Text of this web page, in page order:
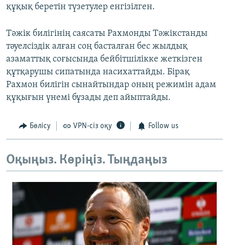
құқық беретін түзетулер енгізілген.
Тәжік билігінің саясаты Рахмонды Тәжікстанды
тәуелсіздік алған соң басталған бес жылдық
азаматтық соғысында бейбітшілікке жеткізген
құтқарушы сипатында насихаттайды. Бірақ
Рахмон билігін сынайтындар оның режимін адам
құқығын үнемі бұзады деп айыптайды.
Бөлісу VPN-сіз оқу Follow us
Оқыңыз. Көріңіз. Тыңдаңыз